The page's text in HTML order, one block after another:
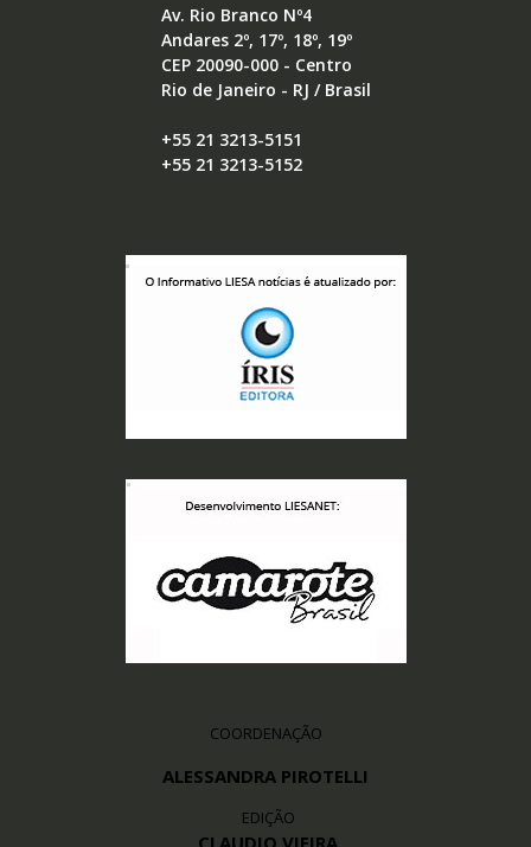
Av. Rio Branco Nº4
Andares 2º, 17º, 18º, 19º
CEP 20090-000 - Centro
Rio de Janeiro - RJ / Brasil
+55 21 3213-5151
+55 21 3213-5152
COORDENAÇÃO
ALESSANDRA PIROTELLI
EDIÇÃO